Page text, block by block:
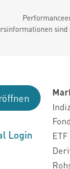
sind
Login
ETF